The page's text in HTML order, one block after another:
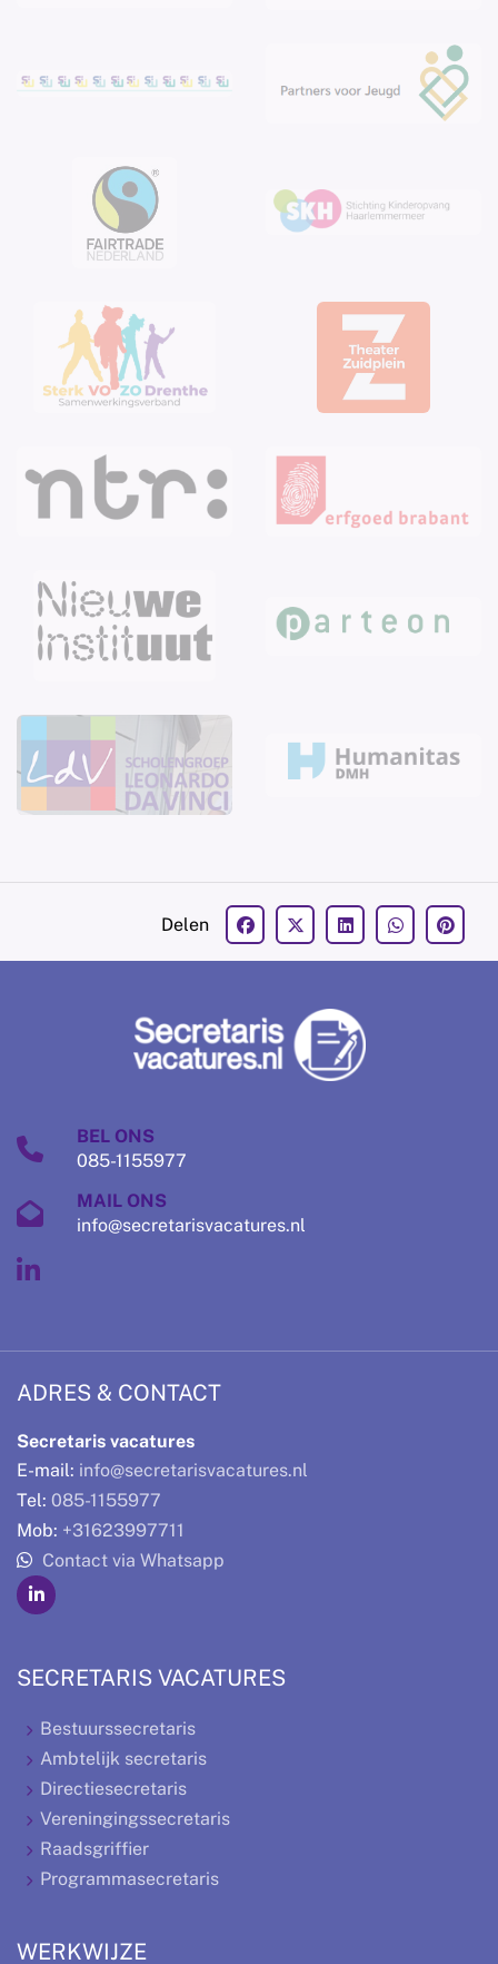
Delen
BEL ONS
085-1155977
MAIL ONS
info@secretarisvacatures.nl
ADRES & CONTACT
Secretaris vacatures
E-mail: info@secretarisvacatures.nl
Tel: 085-1155977
Mob: +31623997711
Contact via Whatsapp
SECRETARIS VACATURES
Bestuurssecretaris
Ambtelijk secretaris
Directiesecretaris
Vereningingssecretaris
Raadsgriffier
Programmasecretaris
WERKWIJZE